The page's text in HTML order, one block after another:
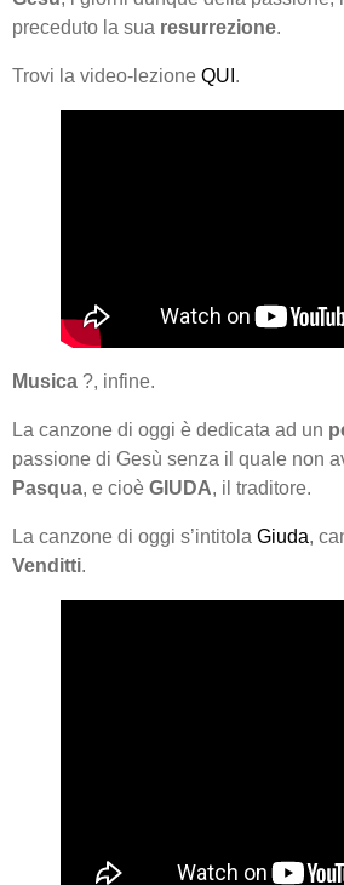
preceduto la sua resurrezione.
Trovi la video-lezione QUI .
Musica ?, infine.
La canzone di oggi è dedicata ad un
passione di Gesù senza il quale non
Pasqua, e cioè GIUDA, il traditore.
La canzone di oggi s’intitola Giuda,
Venditti.